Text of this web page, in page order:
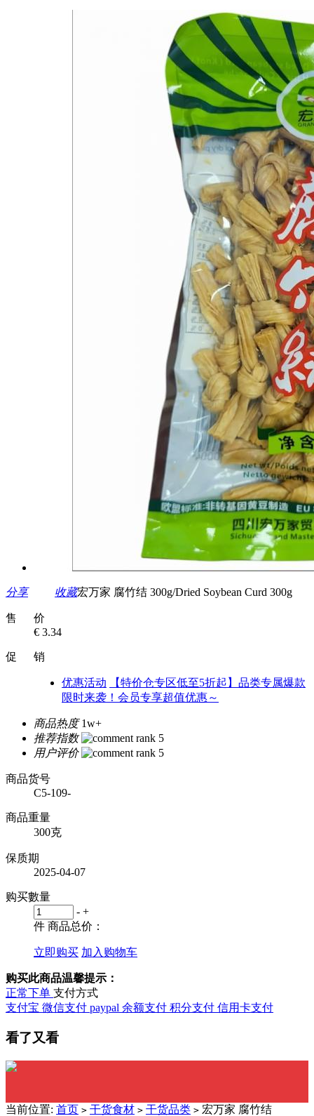
分享 收藏宏万家 腐竹结 300g/Dried Soybean Curd 300g
售 价
€ 3.34
促 销
优惠活动
【特价仓专区低至5折起】品类专属爆款
限时来袭！会员专享超值优惠～
商品热度 1w+
推荐指数
用户评价
商品货号
C5-109-
商品重量
300克
保质期
2025-04-07
购买數量
- +
件 商品总价：
立即购买 加入购物车
购买此商品温馨提示：
正常下单 支付方式
支付宝 微信支付 paypal 余额支付 积分支付 信用卡支付
看了又看
当前位置: 首页 > 干货食材 > 干货品类 > 宏万家 腐竹结